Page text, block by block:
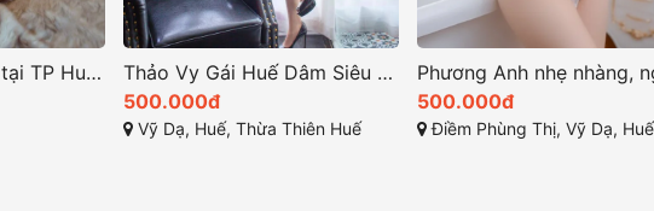
Bé Mây cô gái gọi tại TP Huế nổi bật cuốn hút
Thảo Vy Gái Huế Dâm Siêu Kĩ Năng Làm Tình Bao Phê
500.000đ
Vỹ Dạ, Huế, Thừa Thiên Huế
500.000đ
Điềm Phùng Thị, Vỹ Dạ, Huế, Thừa Thiên